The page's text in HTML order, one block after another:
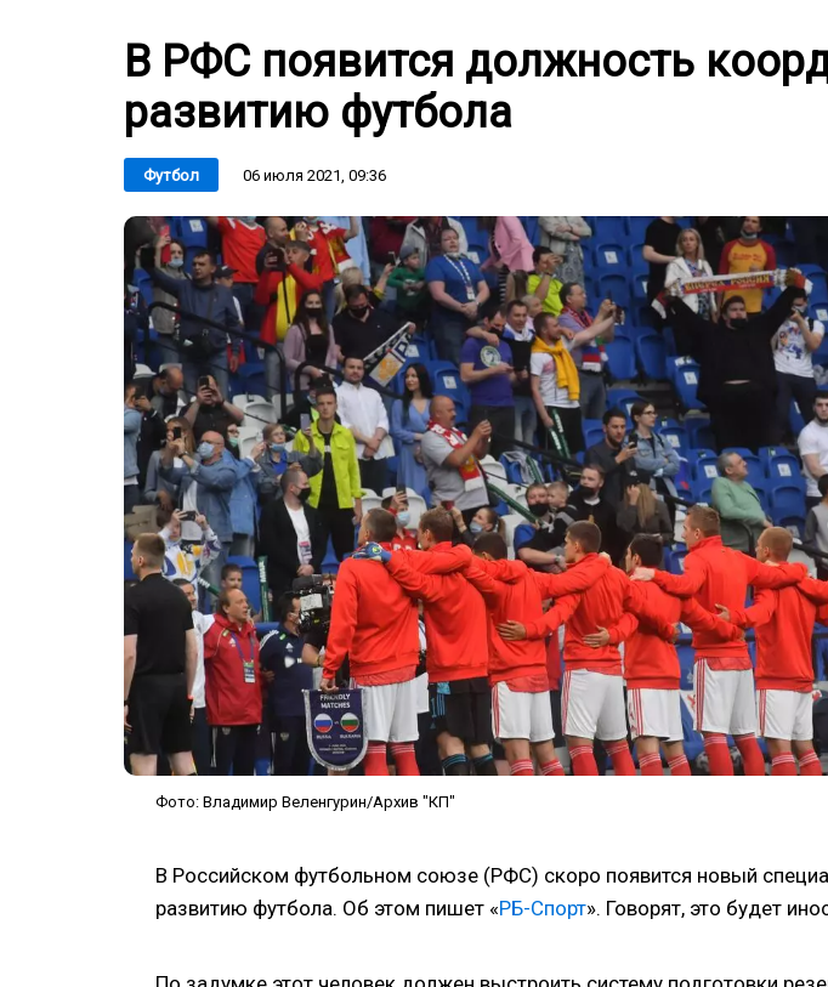
В РФС появится должность
развитию футбола
Футбол 06 июля 2021, 09:36
Фото: Владимир Веленгурин/Архив "КП"
В Российском футбольном союзе (РФС) скоро появится новый
развитию футбола. Об этом пишет «РБ-Спорт». Говорят, это будет